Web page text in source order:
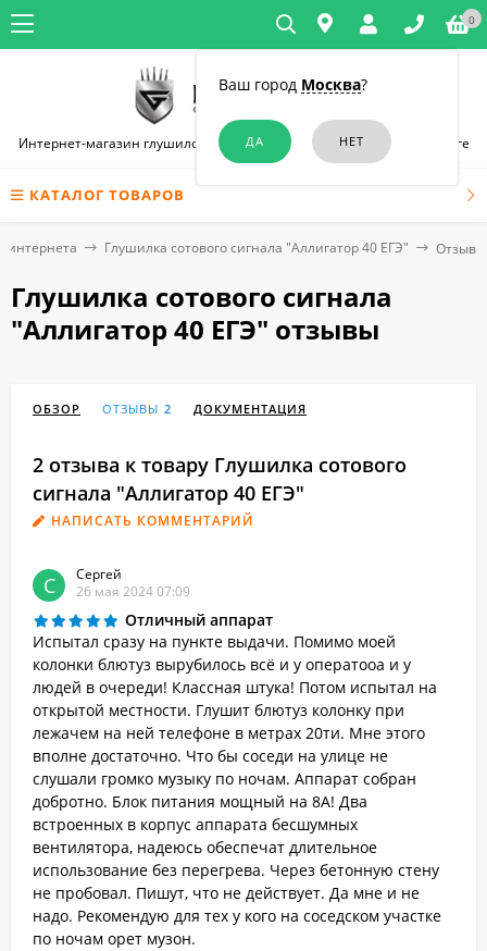
Ваш город Москва?
0
Интернет-магазин глушилок связи и диктофонов в Санкт-Петербурге
КАТАЛОГ ТОВАРОВ
интернета Глушилка сотового сигнала "Аллигатор 40 ЕГЭ" Отзывы
Глушилка сотового сигнала
"Аллигатор 40 ЕГЭ" отзывы
ОБЗОР ОТЗЫВЫ 2 ДОКУМЕНТАЦИЯ
2 отзыва к товару Глушилка сотового
сигнала "Аллигатор 40 ЕГЭ"
НАПИСАТЬ КОММЕНТАРИЙ
С
Сергей
26 мая 2024 07:09
Отличный аппарат
Испытал сразу на пункте выдачи. Помимо моей
колонки блютуз вырубилось всё и у оператооа и у
людей в очереди! Классная штука! Потом испытал на
открытой местности. Глушит блютуз колонку при
лежачем на ней телефоне в метрах 20ти. Мне этого
вполне достаточно. Что бы соседи на улице не
слушали громко музыку по ночам. Аппарат собран
добротно. Блок питания мощный на 8А! Два
встроенных в корпус аппарата бесшумных
вентилятора, надеюсь обеспечат длительное
использование без перегрева. Через бетонную стену
не пробовал. Пишут, что не действует. Да мне и не
надо. Рекомендую для тех у кого на соседском участке
по ночам орет музон.